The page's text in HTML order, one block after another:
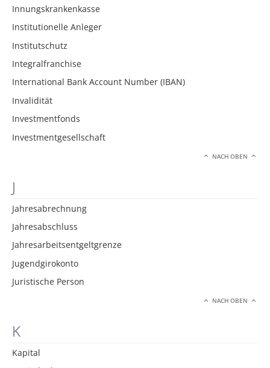
Innungskrankenkasse
Institutionelle Anleger
Institutschutz
Integralfranchise
International Bank Account Number (IBAN)
Invalidität
Investmentfonds
Investmentgesellschaft
NACH OBEN
J
Jahresabrechnung
Jahresabschluss
Jahresarbeitsentgeltgrenze
Jugendgirokonto
Juristische Person
NACH OBEN
K
Kapital